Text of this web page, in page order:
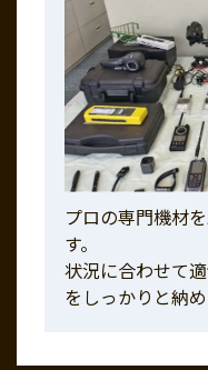
プロの専門機材
す。
状況に合わせて
をしっかりと納め